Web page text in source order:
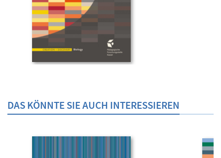
DAS KÖNNTE SIE AUCH INTERESSIEREN